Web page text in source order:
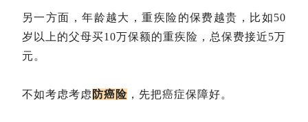
另一方面，年龄越大，重疾险的保费越贵，比如50
岁以上的父母买10万保额的重疾险，总保费接近5万
元。
不如考虑考虑 防癌险 ，先把癌症保障好。